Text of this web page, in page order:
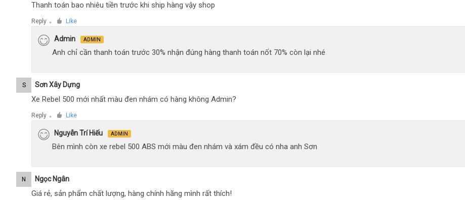
Thanh toán bao nhiêu tiền trước khi ship hàng vậy shop
Reply ● Like
Admin ADMIN
Anh chỉ cần thanh toán trước 30% nhận đúng hàng thanh toán nốt 70% còn lại nhé
S Sơn Xây Dựng
Xe Rebel 500 mới nhất màu đen nhám có hàng không Admin?
Reply ● Like
Nguyễn Trí Hiếu ADMIN
Bên mình còn xe rebel 500 ABS mới màu đen nhám và xám đều có nha anh Sơn
N Ngọc Ngân
Giá rẻ, sản phẩm chất lượng, hàng chính hãng mình rất thích!